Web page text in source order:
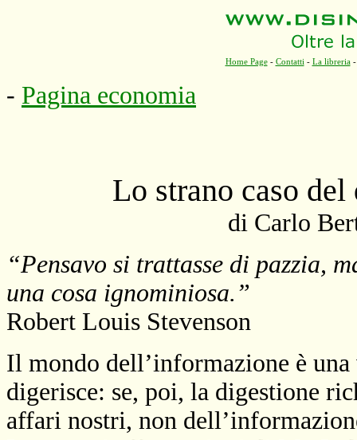
Home Page- Contatti - La libreria
- Pagina economia
Lo strano caso
di Carlo
“Pensavo si trattasse di pazzia,
una cosa ignominiosa.”
Robert Louis Stevenson
Il mondo dell’informazione è
digerisce: se, poi, la digestione
affari nostri, non